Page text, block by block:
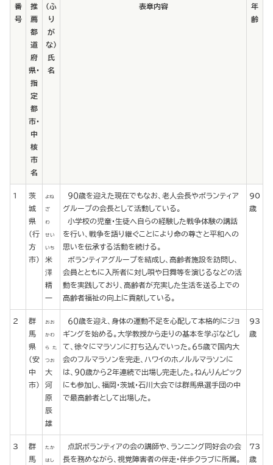
番
号
推
薦
都
道
府
県・
指
定
都
市・
中
核
市
名
（ふ
り
が
な）
氏
名
表章内容
年
齢
1
茨
城
県
(行
方
市)
よね
ざ
わ
せい
いち
米
澤
精
一
９０歳を迎えた現在でもなお、老人会長やボランティア
グループの会長として活動している。
小学校の児童・生徒へ自らの経験した戦争体験の講話
を行い、戦争を語り継ぐことにより命の尊さと平和への
思いを伝承する活動を続ける。
ボランティアグループを結成し、高齢者施設を訪問し、
会員とともに入所者に対し唄や日舞等を演じるなどの活
動を実践しており、高齢者が充実した生活を送る上での
高齢者福祉の向上に貢献している。
90
歳
2
群
馬
県
(安
中
市)
おお
かわ
ら た
つお
大
河
原
辰
雄
６０歳を迎え、身体の運動不足を心配して本格的にジョ
ギングを始める。大学教授から走りの基本を学ぶなどし
て、徐々にマラソンに打ち込んでいった。６５歳で国内大
会のフルマラソンを完走、ハワイのホノルルマラソンに
は、９０歳から２年連続で出場し完走した。ねんりんピック
にも参加し、福岡・茨城・石川大会では群馬県選手団の中
で最高齢者として出場した。
93
歳
3
群
馬
たか
はし
点訳ボランティアの会の講師や、ランニング同好会の会
長を務めながら、視覚障害者の伴走・伴歩クラブに所属。
73
歳